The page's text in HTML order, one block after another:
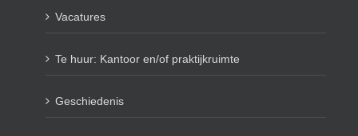
Vacatures
Te huur: Kantoor en/of praktijkruimte
Geschiedenis